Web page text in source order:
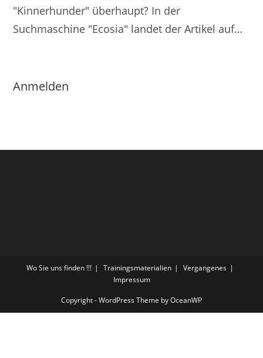
"Kinnerhunder" überhaupt? In der
Suchmaschine "Ecosia" landet der Artikel auf…
Anmelden
Wo Sie uns finden !!! Trainingsmaterialien
Vergangenes
Impressum
Copyright - WordPress Theme by OceanWP